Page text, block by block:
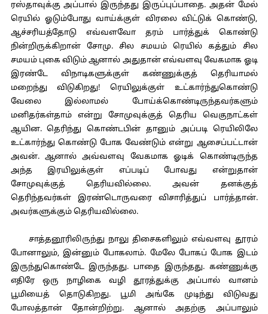
ரஸ்தாவுக்கு அப்பால் இருந்தது இருப்புப்பாதை. அதன் மேல்
ரெயில் ஓடும்போது வாய்க்குள் விரலை விட்டுக் கொண்டு,
ஆச்சரியத்தோடு எவ்வளவோ தரம் பார்த்துக் கொண்டு
நின்றிருக்கிறான் சோமு. சில சமயம் ரெயில் கத்தும் சில
சமயம் புகை விடும் ஆனால் அதுதான் எவ்வளவு வேகமாக ஓடி
இரண்டே விநாடிகளுக்குள் கண்ணுக்குத் தெரியாமல்
மறைந்து விடுகிறது! ரெயிலுக்குள் உட்கார்ந்துகொண்டு
வேலை இல்லாமல் போய்க்கொண்டிருந்தவர்களும்
மனிதர்கள்தாம் என்று சோமுவுக்குத் தெரிய வெகுநாட்கள்
ஆயின. தெரிந்து கொண்டபின் தானும் அப்படி ரெயிலிலே
உட்கார்ந்து கொண்டு போக வேண்டும் என்று ஆசைப்பட்டான்
அவன். ஆனால் அவ்வளவு வேகமாக ஓடிக் கொண்டிருந்த
அந்த இரயிலுக்குள் எப்படிப் போவது என்றுதான்
சோமுவுக்குத் தெரியவில்லை. அவன் தனக்குத்
தெரிந்தவர்கள் இரண்டொருவரை விசாரித்துப் பார்த்தான்.
அவர்களுக்கும் தெரியவில்லை.
சாத்தனூரிலிருந்து நாலு திசைகளிலும் எவ்வளவு தூரம்
போனாலும், இன்னும் போகலாம். மேலே போகப் போக இடம்
இருந்துகொண்டே இருந்தது. பாதை இருந்தது. கண்ணுக்கு
எதிரே ஒரு நாழிகை வழி தூரத்துக்கு அப்பால் வானம்
பூமியைத் தொடுகிறது. பூமி அங்கே முடிந்து விடுவது
போலத்தான் தோன்றிற்று. ஆனால் அதற்கு அப்பாலும்